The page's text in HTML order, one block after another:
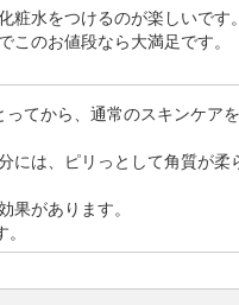
粧水をつけるのが楽しいです。
このお値段なら大満足です。
てから、通常のスキンケア
には、ピリっとして角質が柔
果があります。